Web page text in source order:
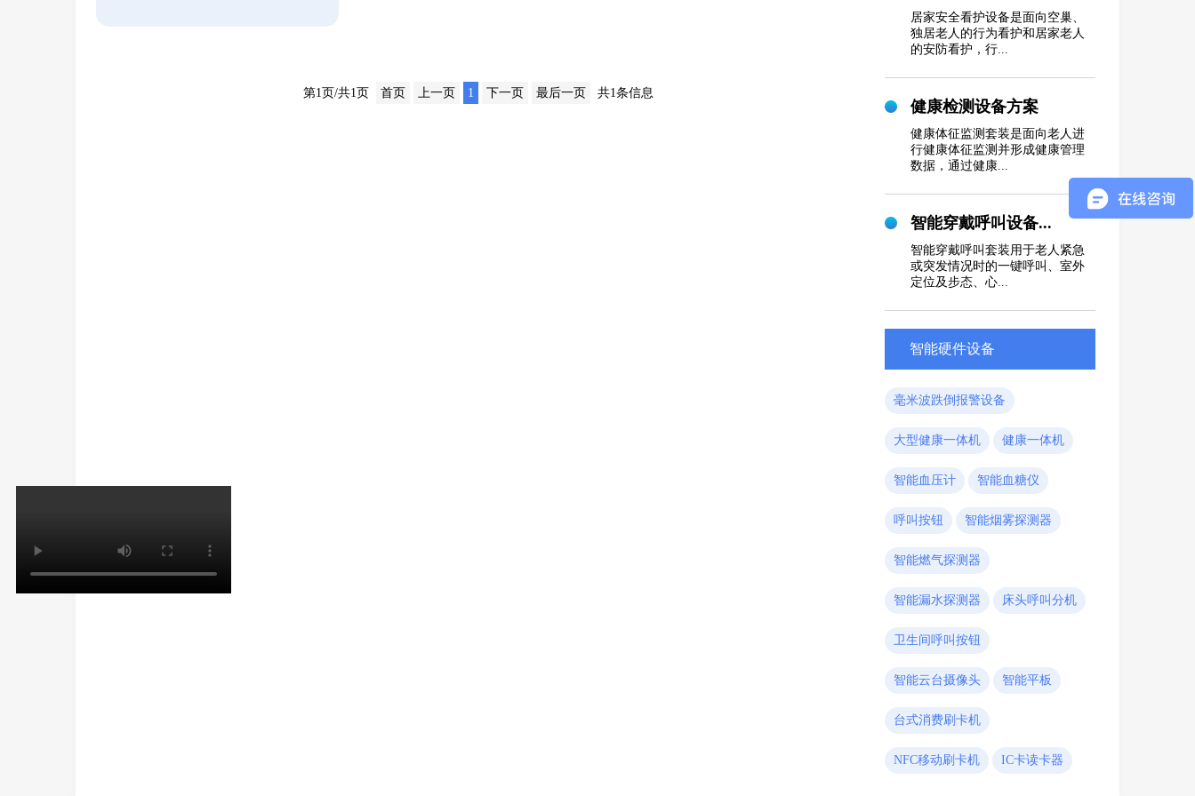
第1页/共1页 首页 上一页 1 下一页 最后一页 共1条信息
居家安全看护设备是面向空巢、
独居老人的行为看护和居家老人
的安防看护，行...
健康检测设备方案
健康体征监测套装是面向老人进
行健康体征监测并形成健康管理
数据，通过健康...
智能穿戴呼叫设备...
智能穿戴呼叫套装用于老人紧急
或突发情况时的一键呼叫、室外
定位及步态、心...
智能硬件设备
毫米波跌倒报警设备
大型健康一体机 健康一体机
智能血压计 智能血糖仪
呼叫按钮 智能烟雾探测器
智能燃气探测器
智能漏水探测器 床头呼叫分机
卫生间呼叫按钮
智能云台摄像头 智能平板
台式消费刷卡机
NFC移动刷卡机 IC卡读卡器